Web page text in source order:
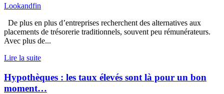
Lookandfin
De plus en plus d’entreprises recherchent des alternatives aux
placements de trésorerie traditionnels, souvent peu rémunérateurs.
Avec plus de...
Lire la suite
Hypothèques : les taux élevés sont là pour un bon
moment…